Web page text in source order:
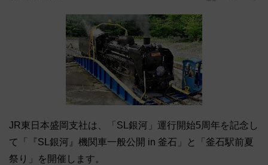
JR東日本盛岡支社は、「SL銀河」運行開始5周年を記念し
て「『SL銀河』機関車一般公開 in 釜石」と「釜石駅前夏
祭り」を開催します。